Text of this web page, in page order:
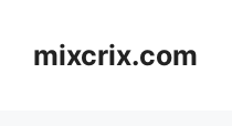
contentmixcrix.com